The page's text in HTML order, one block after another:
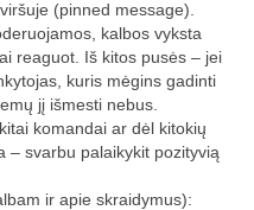
(pinned message).
kalbos vyksta
reaguot. Iš kitos pusės – jei
kuris mėgins gadinti
jį išmesti nebus.
komandai ar dėl kitokių
– svarbu palaikykit pozityvią
ir apie skraidymus):